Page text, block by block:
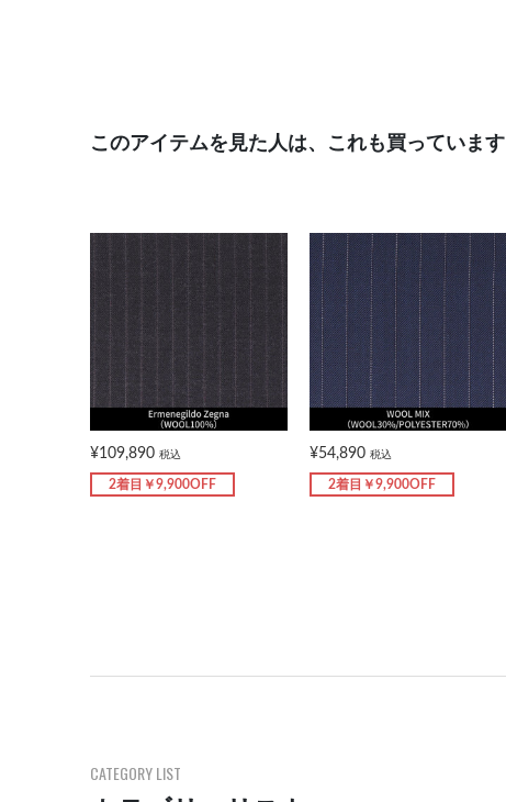
このアイテムを見た人は、これも買っています
¥109,890 税込
2着目￥9,900OFF
¥54,890 税込
2着目￥9,900OFF
CATEGORY LIST